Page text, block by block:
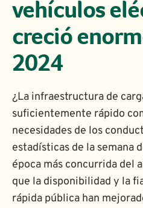
vehículos
creció
2024
¿La infraestructura de
suficientemente rápido
necesidades de los
estadísticas de la semana
época más concurrida del
que la disponibilidad y la
rápida pública han